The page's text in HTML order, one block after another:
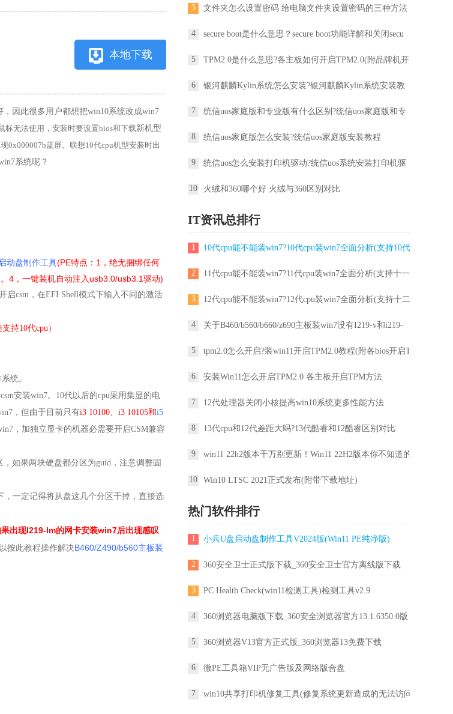
3 文件夹怎么设置密码 给电脑文件夹设置密码的三种方法
4 secure boot是什么意思？secure boot功能详解和关闭secu
5 TPM2.0是什么意思?各主板如何开启TPM2.0(附品牌机开启
6 银河麒麟Kylin系统怎么安装?银河麒麟Kylin系统安装教
7 统信uos家庭版和专业版有什么区别?统信uos家庭版和专
8 统信uos家庭版怎么安装?统信uos家庭版安装教程
9 统信uos怎么安装打印机驱动?统信uos系统安装打印机驱
10 火绒和360哪个好 火绒与360区别对比
IT资讯总排行
1 10代cpu能不能装win7?10代cpu装win7全面分析(支持10代
2 11代cpu能不能装win7?11代cpu装win7全面分析(支持十一
3 12代cpu能不能装win7?12代cpu装win7全面分析(支持十二
4 关于B460/b560/b660/z690主板装win7没有I219-v和i219-
5 tpm2.0怎么开启?装win11开启TPM2.0教程(附各bios开启T
6 安装Win11怎么开启TPM2.0 各主板开启TPM方法
7 12代处理器关闭小核提高win10系统更多性能方法
8 13代cpu和12代差距大吗?13代酷睿和12酷睿区别对比
9 win11 22h2版本千万别更新！Win11 22H2版本你不知道的一
10 Win10 LTSC 2021正式发布(附带下载地址)
热门软件排行
1 小兵U盘启动盘制作工具V2024版(Win11 PE纯净版)
2 360安全卫士正式版下载_360安全卫士官方离线版下载
3 PC Health Check(win11检测工具)检测工具v2.9
4 360浏览器电脑版下载_360安全浏览器官方13.1.6350.0版
5 360浏览器V13官方正式版_360浏览器13免费下载
6 微PE工具箱VIP无广告版及网络版合盘
7 win10共享打印机修复工具(修复系统更新造成的无法访问
本地下载
，因此很多用户都想把win10系统改成win7
标无法使用，安装时要设置bios和下载新机型
0x000007b蓝屏。联想10代cpu机型安装时出
系统呢？
动盘制作工具(PE特点：1，绝无捆绑任何
4，一键装机自动注入usb3.0/usb3.1驱动)
启csm，在EFI Shell模式下输入不同的激活
持10代cpu）
统。
安装win7。 10代以后的cpu采用集显的电
，但由于目前只有i3 10100、i3 10105和i5
，加独立显卡的机器必需要开启CSM兼容
如果两块硬盘都分区为guid，注意调整固
，一定记得将从盘这几个分区干掉，直接选
出现I219-lm的网卡安装win7后出现感叹
按此教程操作解决B460/Z490/b560主板装